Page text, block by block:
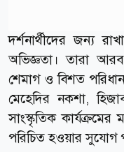
দর্শনার্থীদের জন্য
অভিজ্ঞতা। তারা
শেমাগ ও বিশত
মেহেদির নকশা,
সাংস্কৃতিক
পরিচিত হওয়ার সুযোগ